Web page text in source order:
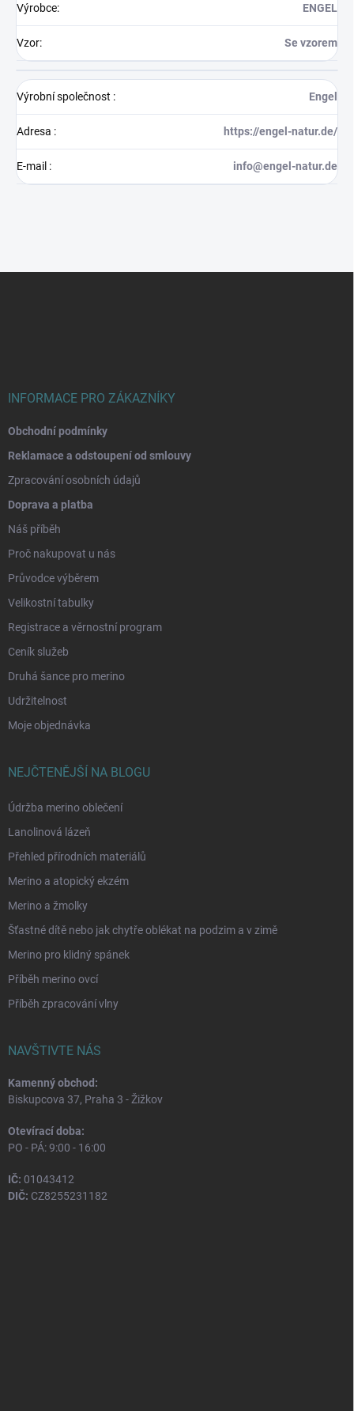
Výrobce: ENGEL
Vzor: Se vzorem
Výrobní společnost : Engel
Adresa : https://engel-natur.de/
E-mail : info@engel-natur.de
INFORMACE PRO ZÁKAZNÍKY
Obchodní podmínky
Reklamace a odstoupení od smlouvy
Zpracování osobních údajů
Doprava a platba
Náš příběh
Proč nakupovat u nás
Průvodce výběrem
Velikostní tabulky
Registrace a věrnostní program
Ceník služeb
Druhá šance pro merino
Udržitelnost
Moje objednávka
NEJČTENĚJŠÍ NA BLOGU
Údržba merino oblečení
Lanolinová lázeň
Přehled přírodních materiálů
Merino a atopický ekzém
Merino a žmolky
Šťastné dítě nebo jak chytře oblékat na podzim a v zimě
Merino pro klidný spánek
Příběh merino ovcí
Příběh zpracování vlny
NAVŠTIVTE NÁS
Kamenný obchod:
Biskupcova 37, Praha 3 - Žižkov
Otevírací doba:
PO - PÁ: 9:00 - 16:00
IČ: 01043412
DIČ: CZ8255231182